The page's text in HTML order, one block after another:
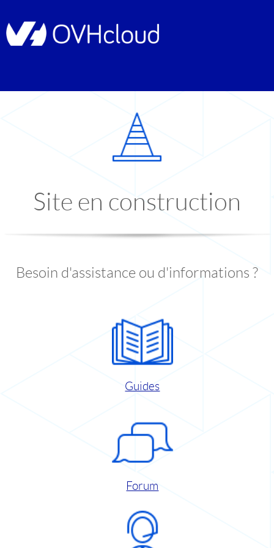
Site en construction
Besoin d'assistance ou d'informations ?
Guides
Forum